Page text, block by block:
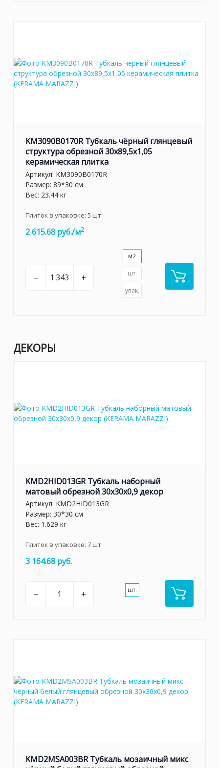
KM3090B0170R Тубкаль чёрный глянцевый
структура обрезной 30x89,5x1,05
керамическая плитка
Артикул: KM3090B0170R
Размер: 89*30 см
Вес: 23.44 кг
Плиток в упаковке: 5 шт
2 615.68 руб./м2
– +
м2
шт.
упак.
ДЕКОРЫ
KMD2HID013GR Тубкаль наборный
матовый обрезной 30x30x0,9 декор
Артикул: KMD2HID013GR
Размер: 30*30 см
Вес: 1.629 кг
Плиток в упаковке: 7шт
3 164.68 руб.
– + шт.
KMD2MSA003BR Тубкаль мозаичный микс